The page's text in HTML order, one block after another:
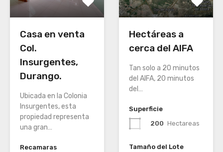
Casa en venta
Col.
Insurgentes,
Durango.
Ubicada en la Colonia
Insurgentes, esta
propiedad representa
una gran…
Recamaras
Hectáreas a
cerca del AIFA
Tan solo a 20 minutos
del AIFA, 20 minutos
del…
Superficie
200 Hectareas
Tamaño del Lote